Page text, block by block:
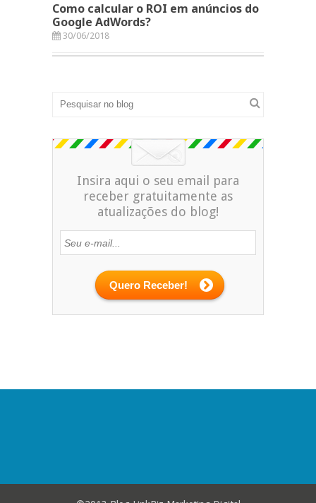
Como calcular o ROI em anúncios do
Google AdWords?
30/06/2018
Insira aqui o seu email para
receber gratuitamente as
atualizações do blog!